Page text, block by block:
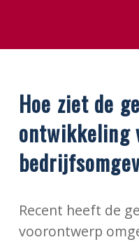
Hoe ziet de
ontwikkeling
Recent heeft de
voorontwerp